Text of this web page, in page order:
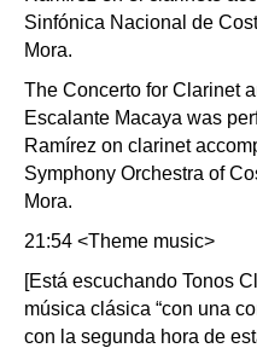
Sinfónica Nacional de
Mora.
The Concerto for Clarinet
Escalante Macaya was
Ramírez on clarinet
Symphony Orchestra of
Mora.
21:54 <Theme music>
[Está escuchando Tonos
música clásica “con una
con la segunda hora de